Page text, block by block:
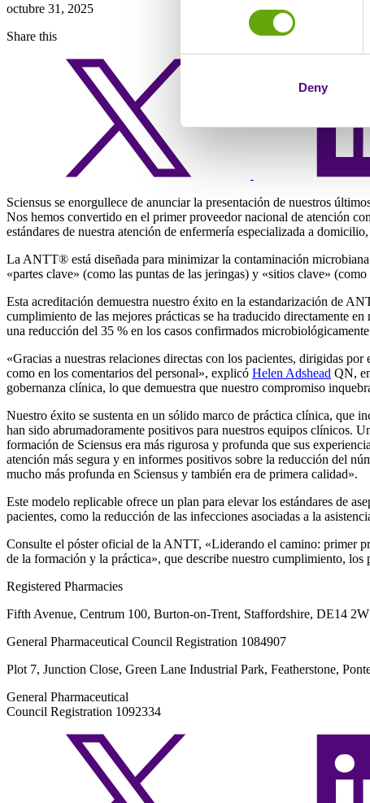
Deny
octubre 31, 2025
Share this
Sciensus se enorgullece de anunciar la presentación de nuestros
Nos hemos convertido en el primer proveedor nacional de atención
estándares de nuestra atención de enfermería especializada a
La ANTT® está diseñada para minimizar la contaminación
«partes clave» (como las puntas de las jeringas) y «sitios clave»
Esta acreditación demuestra nuestro éxito en la estandarización de
cumplimiento de las mejores prácticas se ha traducido directamente
una reducción del 35 % en los casos confirmados
«Gracias a nuestras relaciones directas con los pacientes, dirigidas
como en los comentarios del personal», explicó Helen Adshead QN,
gobernanza clínica, lo que demuestra que nuestro compromiso
Nuestro éxito se sustenta en un sólido marco de práctica clínica, que
han sido abrumadoramente positivos para nuestros equipos clínicos.
formación de Sciensus era más rigurosa y profunda que sus
atención más segura y en informes positivos sobre la reducción del
mucho más profunda en Sciensus y también era de primera calidad».
Este modelo replicable ofrece un plan para elevar los estándares de
pacientes, como la reducción de las infecciones asociadas a la
Consulte el póster oficial de la ANTT, «Liderando el camino: primer
de la formación y la práctica», que describe nuestro cumplimiento, los
Registered Pharmacies
Fifth Avenue, Centrum 100, Burton-on-Trent, Staffordshire, DE14
General Pharmaceutical Council Registration 1084907
Plot 7, Junction Close, Green Lane Industrial Park, Featherstone,
General Pharmaceutical
Council Registration 1092334